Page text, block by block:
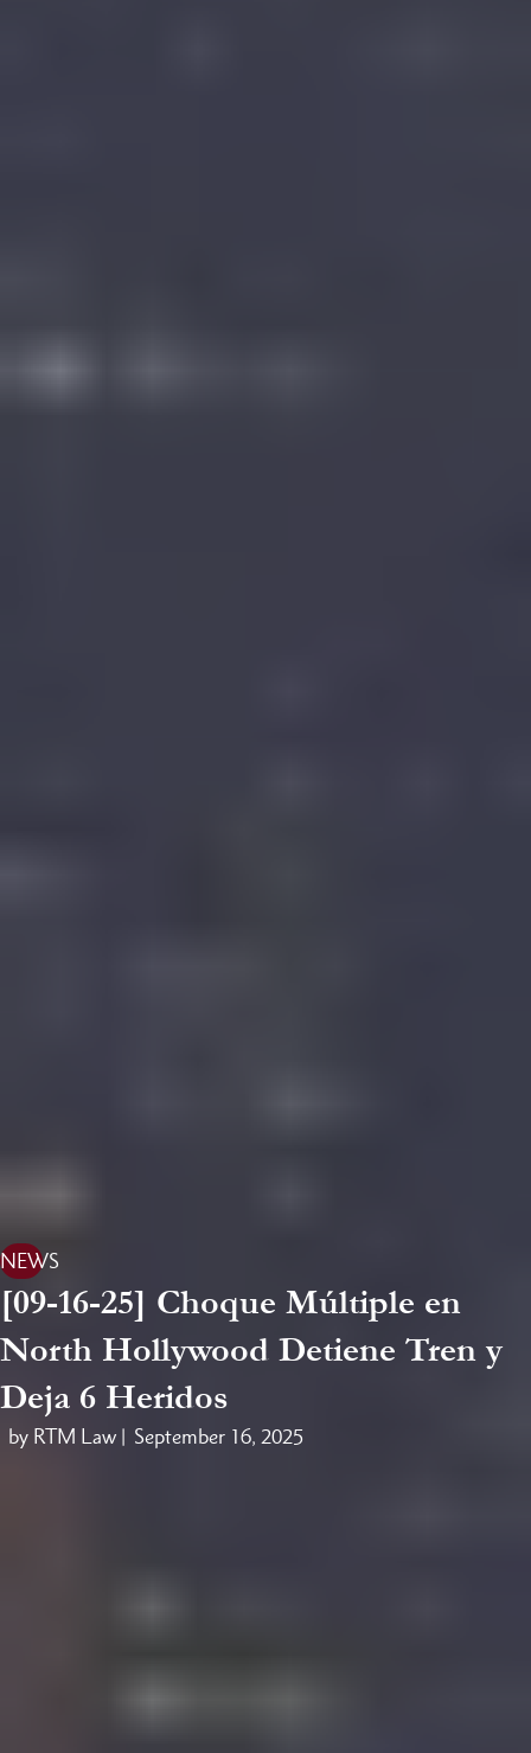
NEWS
[09-16-25] Choque Múltiple en
North Hollywood Detiene Tren y
Deja 6 Heridos
by RTM Law | September 16, 2025